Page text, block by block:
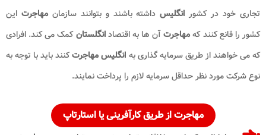
تجاری خود در کشور انگلیسداشته باشند و بتوانند سازمانمهاجرت این
کشور را قانع کنند کهمهاجرتآن ها به اقتصادانگلستانکمک می کند. افرادی
که می خواهند از طریق سرمایه گذاری به انگلیس مهاجرتکنند باید با توجه به
نوع شرکت مورد نظر حداقل سرمایه لازم را پرداخت نمایند.
مهاجرتاز طریق کارآفرینی یا استارتاپ